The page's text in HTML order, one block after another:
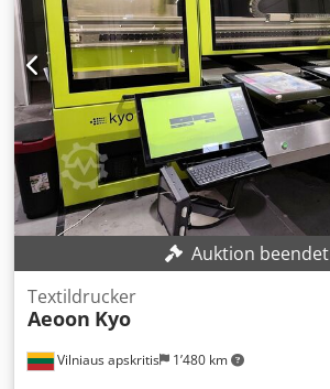
Auktion beendet
Vilniaus apskritis 1’480 km
Textildrucker
Aeoon Kyo